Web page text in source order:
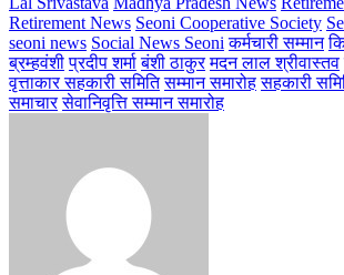
Retirement News Seoni Cooperative Society
seoni news Social News Seoni कर्मचारी सम्मान
ब्रम्हवंशी प्रदीप शर्मा बंशी ठाकुर मदन लाल श्रीवास्तव
वृत्ताकार सहकारी समिति सम्मान समारोह सहकारी
समाचार सेवानिवृत्ति सम्मान समारोह